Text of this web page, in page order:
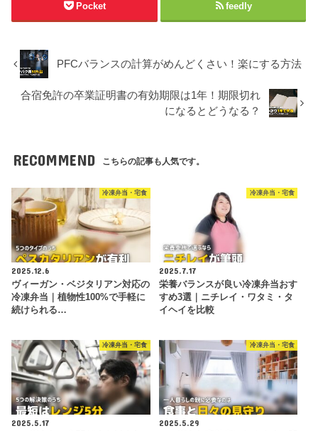
Pocket feedly
PFCバランスの計算がめんどくさい！楽にする方法
合宿免許の卒業証明書の有効期限は1年！期限切れ
になるとどうなる？
RECOMMEND こちらの記事も人気です。
冷凍弁当・宅食
2025.12.6
ヴィーガン・ベジタリアン対応の
冷凍弁当｜植物性100%で手軽に
続けられる…
冷凍弁当・宅食
2025.7.17
栄養バランスが良い冷凍弁当おす
すめ3選｜ニチレイ・ワタミ・タ
イヘイを比較
冷凍弁当・宅食
2025.5.17
冷凍弁当・宅食
2025.5.29